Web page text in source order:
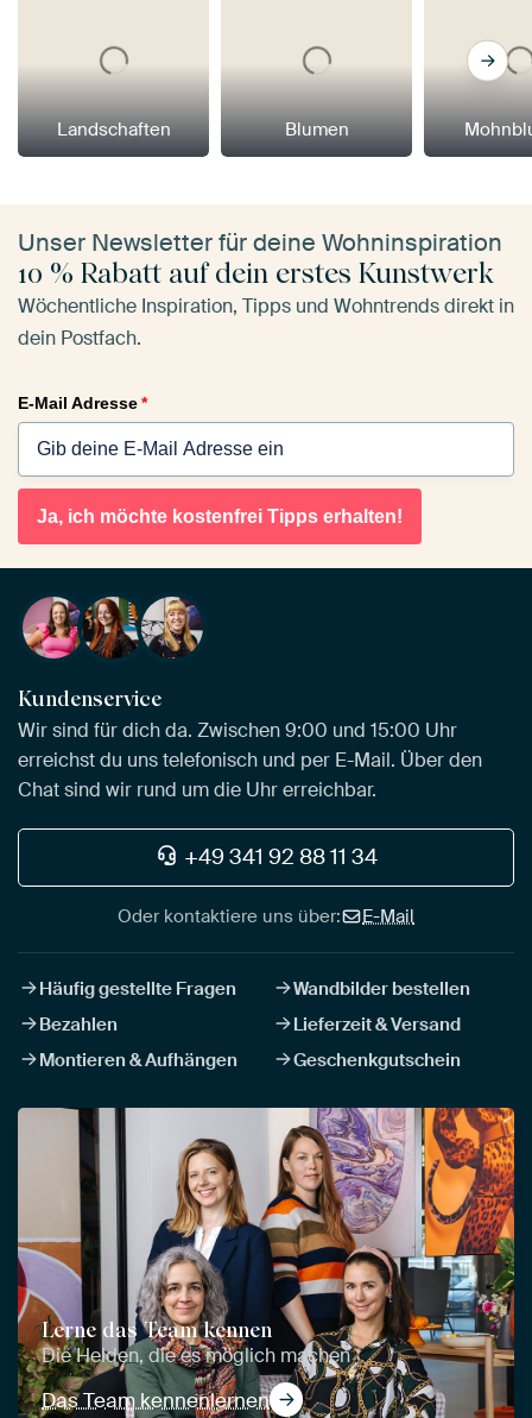
Landschaften Blumen
Unser Newsletter für deine Wohninspiration
10 % Rabatt auf dein erstes Kunstwerk
Wöchentliche Inspiration, Tipps und Wohntrends direkt in
dein Postfach.
E-Mail Adresse*
Ja, ich möchte kostenfrei Tipps erhalten!
Kundenservice
Wir sind für dich da. Zwischen 9:00 und 15:00 Uhr
erreichst du uns telefonisch und per E-Mail. Über den
Chat sind wir rund um die Uhr erreichbar.
+49 341 92 88 11 34
Oder kontaktiere uns über: E-Mail
Häufig gestellte Fragen
Wandbilder bestellen
Bezahlen
Lieferzeit & Versand
Montieren & Aufhängen
Geschenkgutschein
Lerne das Team kennen
Die Helden, die es möglich machen
Das Team kennenlernen